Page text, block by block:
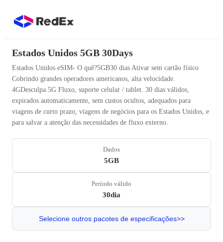
Estados Unidos 5GB 30Days
Estados Unidos eSIM- O quê?5GB30 dias Ativar sem cartão físico
Cobrindo grandes operadores americanos, alta velocidade.
4GDesculpa.5G Fluxo, suporte celular / tablet. 30 dias válidos,
expirados automaticamente, sem custos ocultos, adequados para
viagens de curto prazo, viagens de negócios para os Estados Unidos, e
para salvar a atenção das necessidades de fluxo externo.
Dados
5GB
Período válido
30dia
Selecione outros pacotes de especificações>>